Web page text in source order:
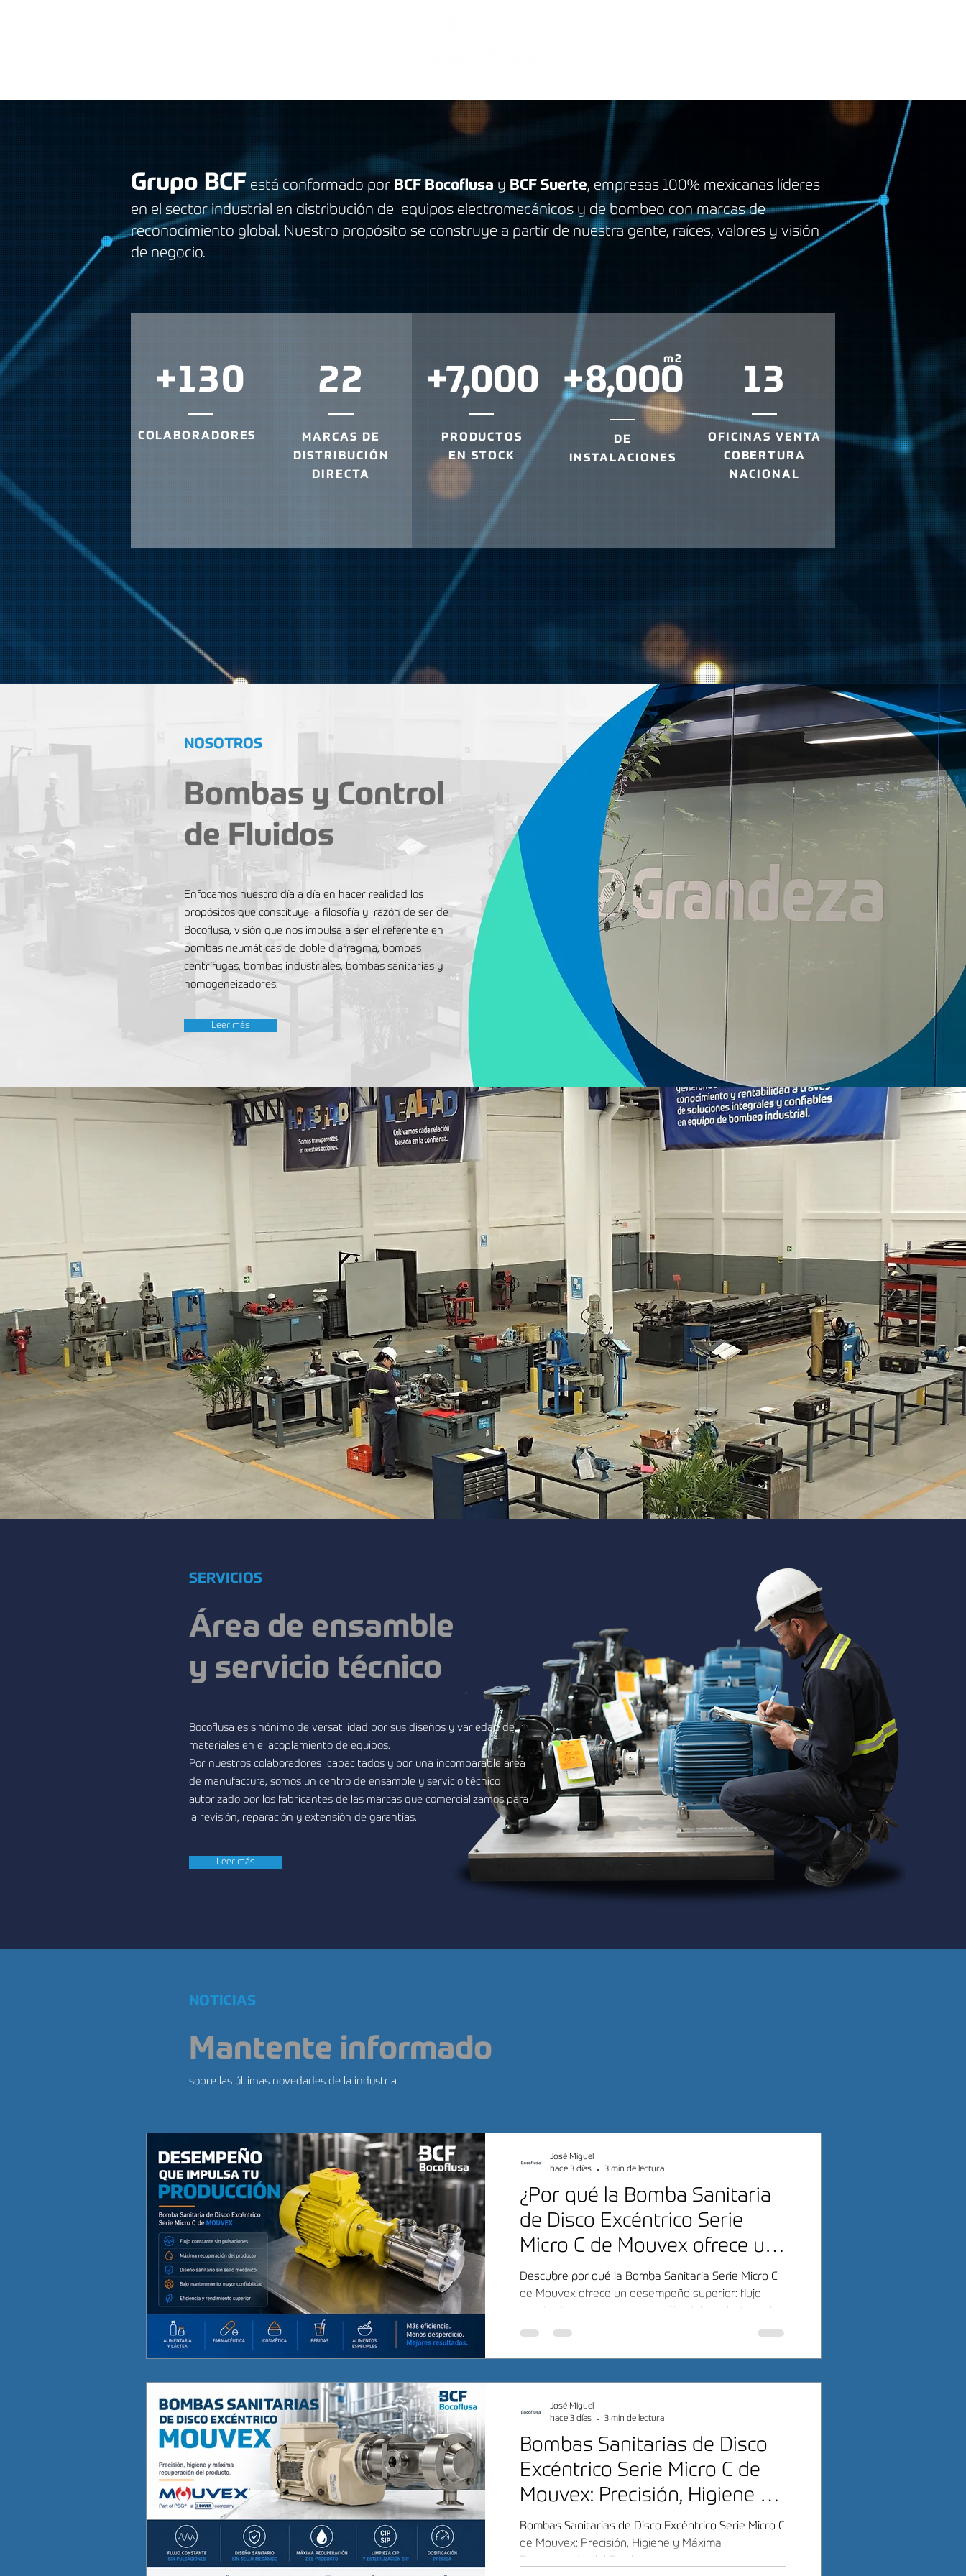
Grupo BCFestá conformado por BCF Bocoflusa y BCF Suerte, empresas 100% mexicanas líderes
en el sector industrial en distribución de equipos electromecánicos y de bombeo con marcas de
reconocimiento global. Nuestro propósito se construye a partir de nuestra gente, raíces, valores y visión
de negocio.
+130 22
MARCAS DE
DISTRIBUCIÓN
DIRECTA
+7,000
PRODUCTOS
EN STOCK
m2
+8,000
DE
INSTALACIONES
13
OFICINAS VENTA
COBERTURA
NACIONAL
COLABORADORES
NOSOTROS
Bombas y Control
de Fluidos
Enfocamos nuestro día a día en hacer realidad los
propósitos que constituye la filosofía y razón de ser de
Bocoflusa, visión que nos impulsa a ser el referente en
bombas neumáticas de doble diafragma, bombas
centrífugas, bombas industriales, bombas sanitarias y
homogeneizadores.
Leer más
SERVICIOS
​Área de ensamble
y servicio técnico
Bocoflusa es sinónimo de versatilidad por sus diseños y variedad de
materiales en el acoplamiento de equipos.
Por nuestros colaboradores capacitados y por una incomparable área
de manufactura, somos un centro de ensamble y servicio técnico
autorizado por los fabricantes de las marcas que comercializamos para
la revisión, reparación y extensión de garantías.
Leer más
NOTICIAS
Mantente informado
sobre las últimas novedades de la industria
¿Por qué la Bomba Sanitaria
de Disco Excéntrico Serie
Micro C de Mouvex ofrece un
desempeño superior?
Descubre por qué la Bomba Sanitaria Serie Micro C
de Mouvex ofrece un desempeño superior: flujo
constante, máxima recuperación del producto y alta
eficiencia sanitaria.
José Miguel
hace 3 días
3 min de lectura
Bombas Sanitarias de Disco
Excéntrico Serie Micro C de
Mouvex: Precisión, Higiene y
Máxima Recuperación del
Producto
Bombas Sanitarias de Disco Excéntrico Serie Micro C
de Mouvex: Precisión, Higiene y Máxima
Recuperación del Producto
José Miguel
hace 3 días
3 min de lectura